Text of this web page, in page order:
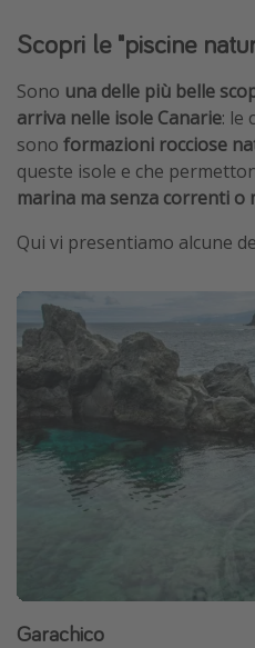
Scopri le "piscine
Sono una delle più belle
arriva nelle isole Canarie: le
sono formazioni rocciose
queste isole e che
marina ma senza correnti o
Qui vi presentiamo alcune
Garachico